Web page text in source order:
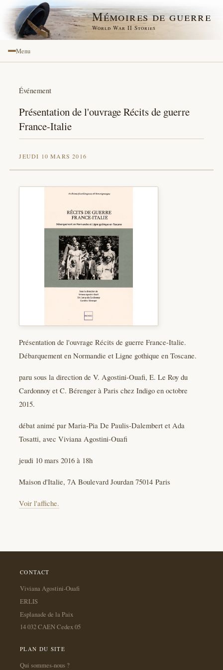
Mémoires de guerre
World War II Stories
Menu
Événement
Présentation de l'ouvrage Récits de guerre
France-Italie
JEUDI 10 MARS 2016
Présentation de l'ouvrage Récits de guerre France-Italie.
Débarquement en Normandie et Ligne gothique en Toscane.
paru sous la direction de V. Agostini-Ouafi, E. Le Roy du
Cardonnoy et C. Bérenger à Paris chez Indigo en octobre
2015.
débat animé par Maria-Pia De Paulis-Dalembert et Ada
Tosatti, avec Viviana Agostini-Ouafi
jeudi 10 mars 2016 à 18h
Maison d'Italie, 7A Boulevard Jourdan 75014 Paris
Voir l'affiche.
CONTACT
Viviana Agostini-Ouafi
ERLIS
Esplanade de la Paix
14 032 CAEN Cedex 05
PLAN DU SITE
Qui sommes-nous ?